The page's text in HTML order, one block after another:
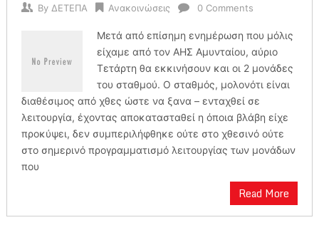
By ΔΕΤΕΠΑ Ανακοινώσεις 0 Comments
Μετά από επίσημη ενημέρωση που μόλις
είχαμε από τον ΑΗΣ Αμυνταίου, αύριο
Τετάρτη θα εκκινήσουν και οι 2 μονάδες
του σταθμού. Ο σταθμός, μολονότι είναι
διαθέσιμος από χθες ώστε να ξανα – ενταχθεί σε
λειτουργία, έχοντας αποκατασταθεί η όποια βλάβη είχε
προκύψει, δεν συμπεριλήφθηκε ούτε στο χθεσινό ούτε
στο σημερινό προγραμματισμό λειτουργίας των μονάδων
που
Read More